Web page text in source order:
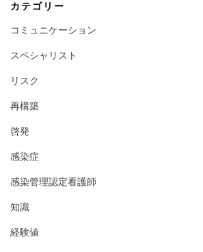
カテゴリー
コミュニケーション
スペシャリスト
リスク
再構築
啓発
感染症
感染管理認定看護師
知識
経験値